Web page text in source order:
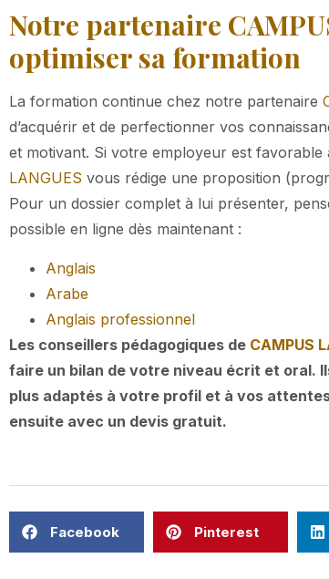
Notre partenaire
optimiser sa formation
La formation continue chez notre partenaire
d’acquérir et de perfectionner vos
et motivant. Si votre employeur est
LANGUES vous rédige une proposition
Pour un dossier complet à lui présenter,
possible en ligne dès maintenant :
Anglais
Arabe
Anglais professionnel
Les conseillers pédagogiques de CAMPUS
faire un bilan de votre niveau écrit et oral.
plus adaptés à votre profil et à vos
ensuite avec un devis gratuit.
Facebook Pinterest